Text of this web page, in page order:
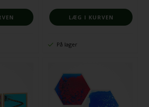
På lager